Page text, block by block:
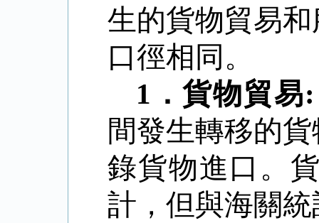
生的貨物貿易
口徑相同。
1 ．貨物貿易:
間發生轉移的
錄貨物進口。
計，但與海關